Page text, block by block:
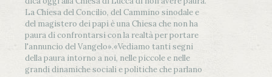
La Chiesa del Concilio, del Cammino sinodale e
del magistero dei papi è una Chiesa che non ha
paura di confrontarsi con la realtà per portare
l'annuncio del Vangelo».«Vediamo tanti segni
della paura intorno a noi, nelle piccole e nelle
grandi dinamiche sociali e politiche che parlano